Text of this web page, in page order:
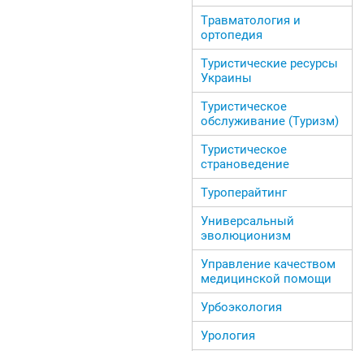
Травматология и
ортопедия
Туристические ресурсы
Украины
Туристическое
обслуживание (Туризм)
Туристическое
страноведение
Туроперайтинг
Универсальный
эволюционизм
Управление качеством
медицинской помощи
Урбоэкология
Урология